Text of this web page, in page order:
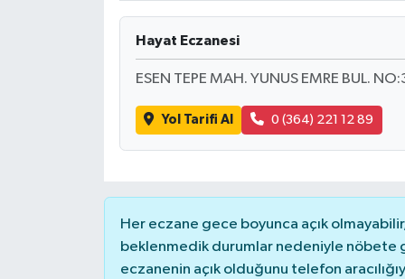
Hayat Eczanesi
ESEN TEPE MAH. YUNUS EMRE BUL.
Yol Tarifi Al 0 (364) 221 12 89
Her eczane gece boyunca açık
beklenmedik durumlar nedeniyle nöbete
eczanenin açık olduğunu telefon